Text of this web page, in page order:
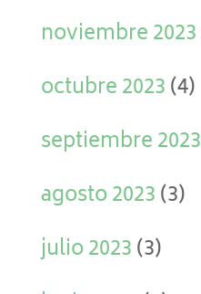
noviembre 2023
octubre 2023(4)
septiembre 2023
agosto 2023(3)
julio 2023(3)